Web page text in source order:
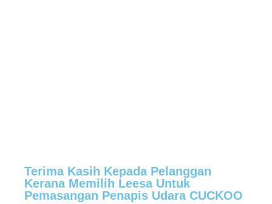
Terima Kasih Kepada Pelanggan
Kerana Memilih Leesa Untuk
Pemasangan Penapis Udara CUCKOO